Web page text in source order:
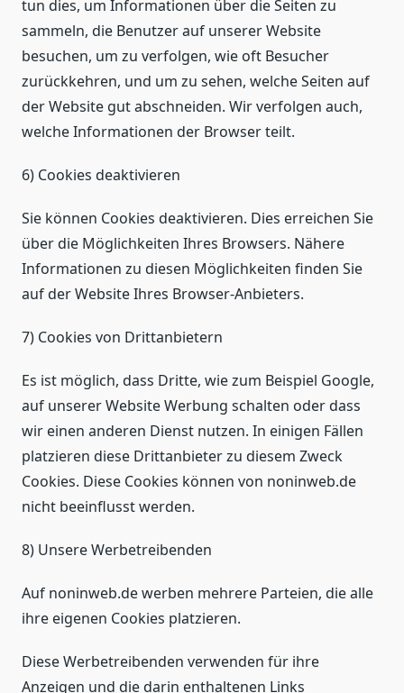
tun dies, um Informationen über die Seiten zu
sammeln, die Benutzer auf unserer Website
besuchen, um zu verfolgen, wie oft Besucher
zurückkehren, und um zu sehen, welche Seiten auf
der Website gut abschneiden. Wir verfolgen auch,
welche Informationen der Browser teilt.
6) Cookies deaktivieren
Sie können Cookies deaktivieren. Dies erreichen Sie
über die Möglichkeiten Ihres Browsers. Nähere
Informationen zu diesen Möglichkeiten finden Sie
auf der Website Ihres Browser-Anbieters.
7) Cookies von Drittanbietern
Es ist möglich, dass Dritte, wie zum Beispiel Google,
auf unserer Website Werbung schalten oder dass
wir einen anderen Dienst nutzen. In einigen Fällen
platzieren diese Drittanbieter zu diesem Zweck
Cookies. Diese Cookies können von noninweb.de
nicht beeinflusst werden.
8) Unsere Werbetreibenden
Auf noninweb.de werben mehrere Parteien, die alle
ihre eigenen Cookies platzieren.
Diese Werbetreibenden verwenden für ihre
Anzeigen und die darin enthaltenen Links